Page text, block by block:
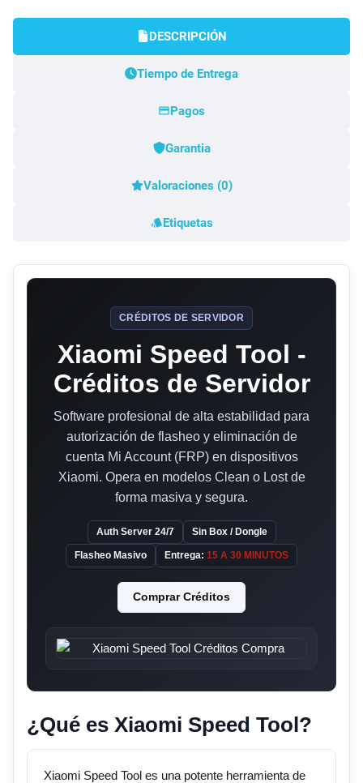
DESCRIPCIÓN
Tiempo de Entrega
Pagos
Garantia
Valoraciones (0)
Etiquetas
CRÉDITOS DE SERVIDOR
Xiaomi Speed Tool -
Créditos de Servidor
Software profesional de alta estabilidad para
autorización de flasheo y eliminación de
cuenta Mi Account (FRP) en dispositivos
Xiaomi. Opera en modelos Clean o Lost de
forma masiva y segura.
Auth Server 24/7 Sin Box / Dongle
Flasheo Masivo Entrega: 15 A 30 MINUTOS
Comprar Créditos
¿Qué es Xiaomi Speed Tool?
Xiaomi Speed Tool es una potente herramienta de